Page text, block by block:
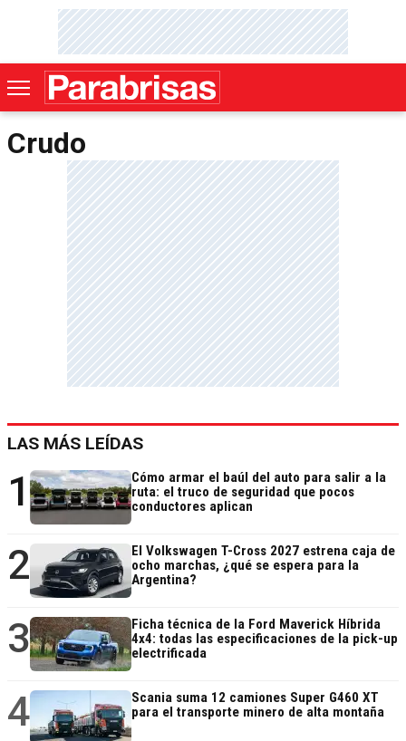
Crudo
LAS MÁS LEÍDAS
1
Cómo armar el baúl del auto para salir a la
ruta: el truco de seguridad que pocos
conductores aplican
2
El Volkswagen T-Cross 2027 estrena caja de
ocho marchas, ¿qué se espera para la
Argentina?
3
Ficha técnica de la Ford Maverick Híbrida
4x4: todas las especificaciones de la pick-up
electrificada
4
Scania suma 12 camiones Super G460 XT
para el transporte minero de alta montaña